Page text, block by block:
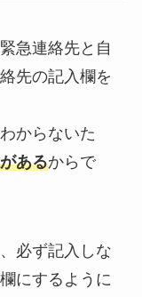
急連絡先と自
先の記入欄を
からないた
あるからで
必ず記入しな
にするように